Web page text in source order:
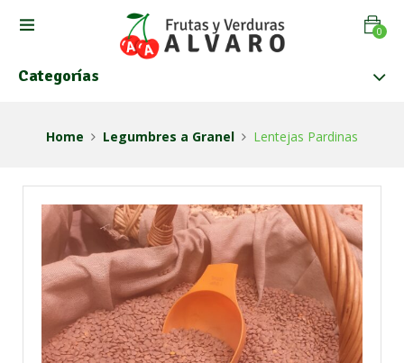
0
Categorías
Home Legumbres a Granel Lentejas Pardinas